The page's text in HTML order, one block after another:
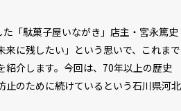
「駄菓子屋いながき」店主・宮永篤史
来に残したい」という思いで、これまで
紹介します。今回は、70年以上の歴史
止のために続けているという石川県河北